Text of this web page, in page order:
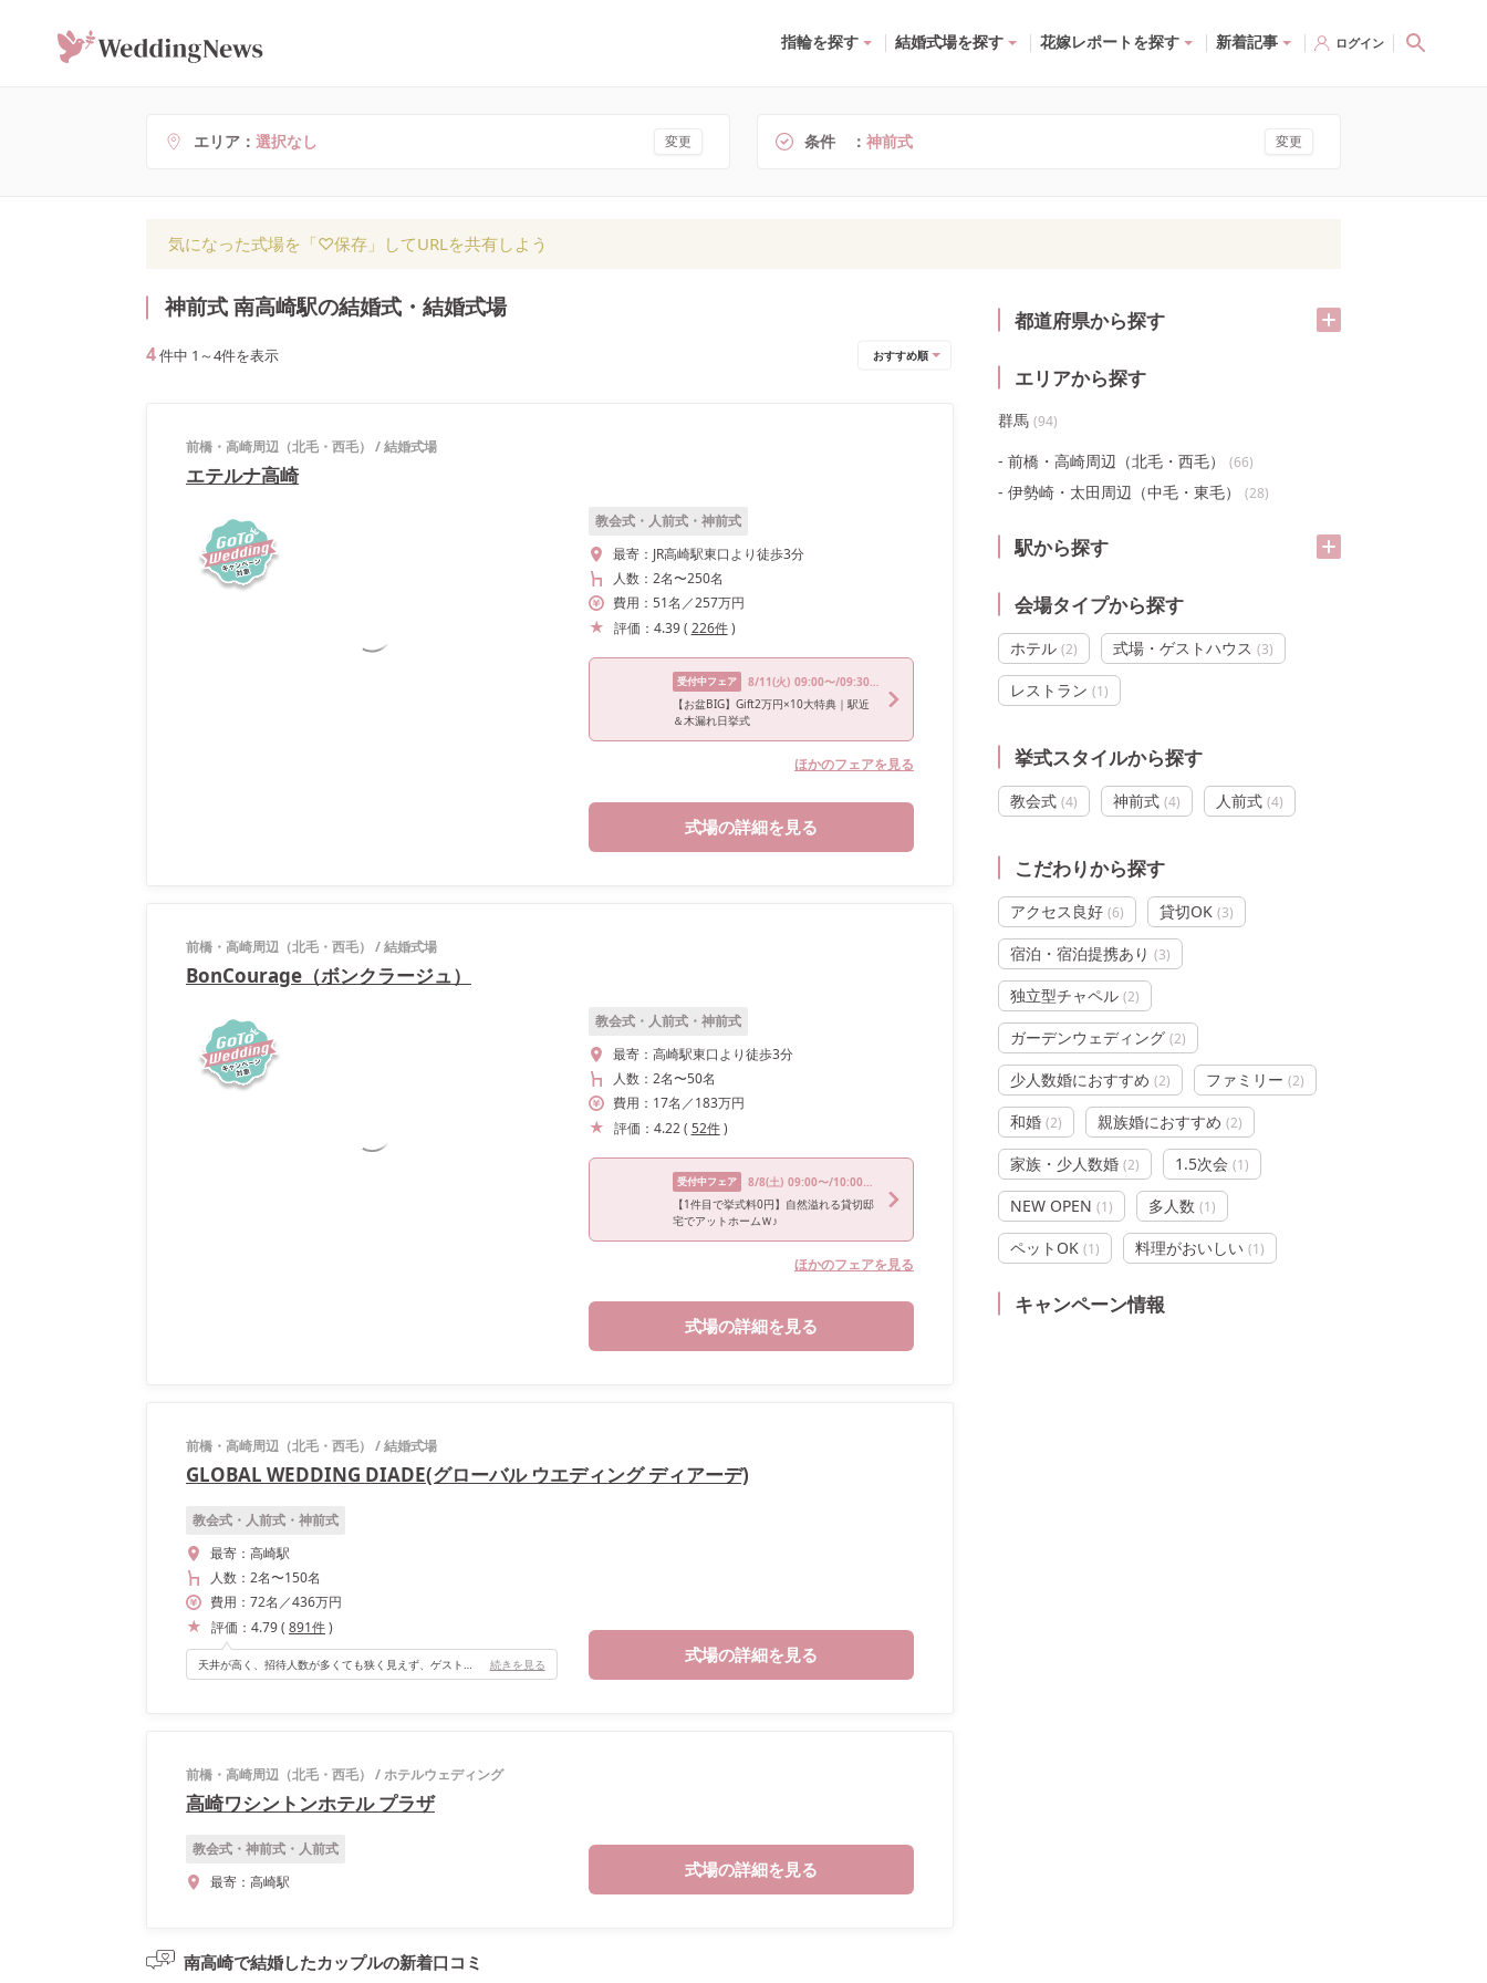
指輪を探す 結婚式場を探す 花嫁レポートを探す 新着記事 ログイン
エリア 選択なし 変更 条件 神前式 変更
気になった式場を「♡保存」してURLを共有しよう
都道府県から探す
エリアから探す
群馬 (94)
前橋・高崎周辺（北毛・西毛） (66)
伊勢崎・太田周辺（中毛・東毛） (28)
駅から探す
会場タイプから探す
ホテル (2) 式場・ゲストハウス (3)
レストラン (1)
挙式スタイルから探す
教会式 (4) 神前式 (4) 人前式 (4)
こだわりから探す
アクセス良好 (6) 貸切OK (3)
宿泊・宿泊提携あり (3)
独立型チャペル (2)
ガーデンウェディング (2)
少人数婚におすすめ (2) ファミリー (2)
和婚 (2) 親族婚におすすめ (2)
家族・少人数婚 (2) 1.5次会 (1)
NEW OPEN (1) 多人数 (1)
ペットOK (1) 料理がおいしい (1)
キャンペーン情報
神前式 南高崎駅の結婚式・結婚式場
4件中 1 ～4件を表示 おすすめ順
前橋・高崎周辺（北毛・西毛） /結婚式場
エテルナ高崎
教会式・人前式・神前式
最寄： JR高崎駅東口より徒歩3分
人数： 2名〜250名
費用： 51名 ／257万円
評価： 4.39( 226件)
受付中フェア 8/11(火) 09:00〜/09:30〜/10:00〜/15:00〜/17:00〜
【お盆BIG】Gift2万円×10大特典｜駅近
＆木漏れ日挙式
ほかのフェアを見る
式場の詳細を見る
前橋・高崎周辺（北毛・西毛） /結婚式場
BonCourage（ボンクラージュ）
教会式・人前式・神前式
最寄： 高崎駅東口より徒歩3分
人数： 2名〜50名
費用： 17名 ／183万円
評価： 4.22( 52件)
受付中フェア 8/8(土) 09:00〜/10:00〜/13:00〜/15:00〜/17:00〜
【1件目で挙式料0円】自然溢れる貸切邸
宅でアットホームＷ♪
ほかのフェアを見る
式場の詳細を見る
前橋・高崎周辺（北毛・西毛） /結婚式場
GLOBAL WEDDING DIADE(グローバル ウエディング ディアーデ)
教会式・人前式・神前式
最寄： 高崎駅
人数： 2名〜150名
費用： 72名／436万円
評価： 4.79( 891件)
天井が高く、招待人数が多くても狭く見えず、ゲストからも好評でした！ 続きを見る 式場の詳細を見る
前橋・高崎周辺（北毛・西毛） /ホテルウェディング
高崎ワシントンホテル プラザ
教会式・神前式・人前式
最寄： 高崎駅
式場の詳細を見る
南高崎で結婚したカップルの新着口コミ